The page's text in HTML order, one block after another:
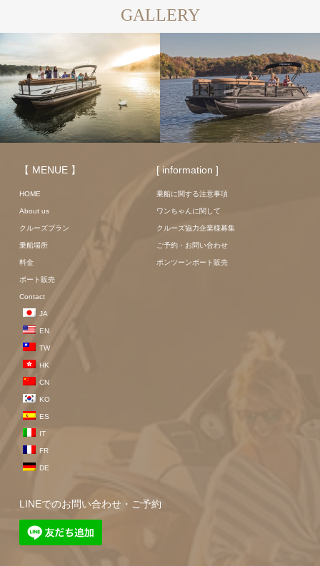
GALLERY
【 MENUE 】
HOME
About us
クルーズプラン
乗船場所
料金
ボート販売
Contact
JA
EN
TW
HK
CN
KO
ES
IT
FR
DE
[ information ]
乗船に関する注意事項
ワンちゃんに関して
クルーズ協力企業様募集
ご予約・お問い合わせ
ポンツーンボート販売
LINEでのお問い合わせ・ご予約